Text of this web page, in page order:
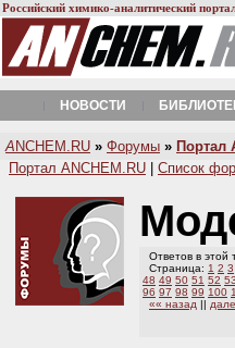
Российский химико-аналитический
НОВОСТИ
A NCHEM.RU » Форумы » Портал
Портал ANCHEM.RU
Список
Ответов в этой
Страница: 1 2 3
48 49 50 51 52 53
96 97 98 99 100
«« назад ||